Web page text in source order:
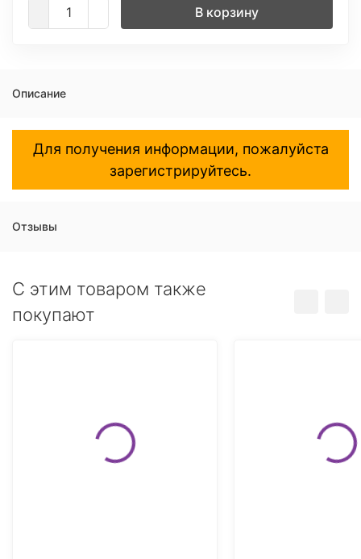
В корзину
Описание
Для получения информации, пожалуйста
зарегистрируйтесь.
Отзывы
C этим товаром также
покупают